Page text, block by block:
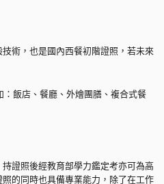
術，也是國內西餐初階證照，若未來
：飯店、餐廳、外燴團膳、複合式餐
證照後經教育部學力鑑定考亦可為高
的同時也具備專業能力，除了在工作